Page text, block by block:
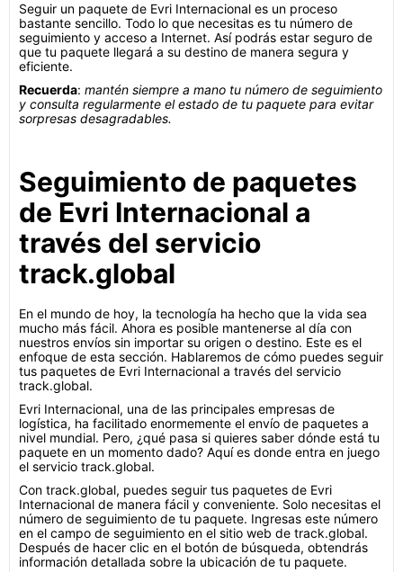
Seguir un paquete de Evri Internacional es un proceso
bastante sencillo. Todo lo que necesitas es tu número de
seguimiento y acceso a Internet. Así podrás estar seguro de
que tu paquete llegará a su destino de manera segura y
eficiente.
Recuerda: mantén siempre a mano tu número de seguimiento
y consulta regularmente el estado de tu paquete para evitar
sorpresas desagradables.
Seguimiento de paquetes
de Evri Internacional a
través del servicio
track.global
En el mundo de hoy, la tecnología ha hecho que la vida sea
mucho más fácil. Ahora es posible mantenerse al día con
nuestros envíos sin importar su origen o destino. Este es el
enfoque de esta sección. Hablaremos de cómo puedes seguir
tus paquetes de Evri Internacional a través del servicio
track.global.
Evri Internacional, una de las principales empresas de
logística, ha facilitado enormemente el envío de paquetes a
nivel mundial. Pero, ¿qué pasa si quieres saber dónde está tu
paquete en un momento dado? Aquí es donde entra en juego
el servicio track.global.
Con track.global, puedes seguir tus paquetes de Evri
Internacional de manera fácil y conveniente. Solo necesitas el
número de seguimiento de tu paquete. Ingresas este número
en el campo de seguimiento en el sitio web de track.global.
Después de hacer clic en el botón de búsqueda, obtendrás
información detallada sobre la ubicación de tu paquete.